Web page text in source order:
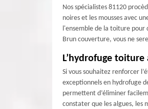
Nos spécialistes 81120
noires et les mousses avec
l'ensemble de la toiture pour
Brun couverture, vous ne
L’hydrofuge
Si vous souhaitez renforcer
exceptionnels en hydrofuge
permettent d’éliminer
constater que les algues, les